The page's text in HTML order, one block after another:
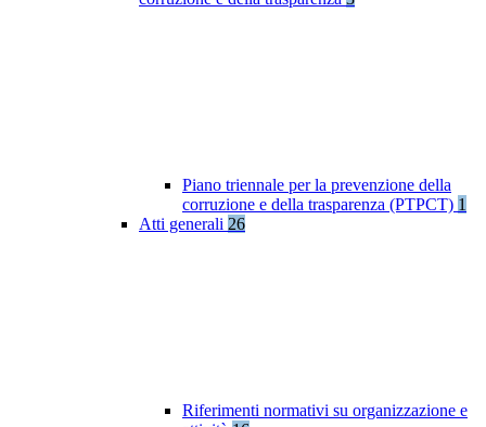
Piano triennale per la prevenzione della
corruzione e della trasparenza (PTPCT) 1
Atti generali 26
Riferimenti normativi su organizzazione e